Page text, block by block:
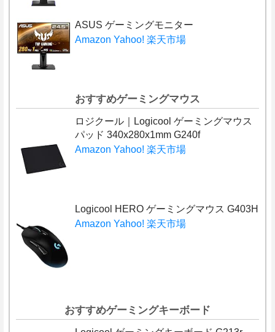
ASUS ゲーミングモニター
Amazon Yahoo! 楽天市場
おすすめゲーミングマウス
ロジクール｜Logicool ゲーミングマウス
パッド 340x280x1mm G240f
Amazon Yahoo! 楽天市場
Logicool HERO ゲーミングマウス G403H
Amazon Yahoo! 楽天市場
おすすめゲーミングキーボード